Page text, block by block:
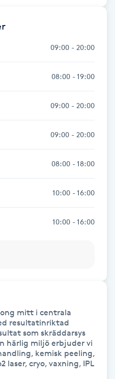
09:00 - 20:00
08:00 - 19:00
09:00 - 20:00
09:00 - 20:00
08:00 - 18:00
10:00 - 16:00
10:00 - 16:00
mitt i centrala
resultatinriktad
som skräddarsys
härlig miljö erbjuder vi
kemisk peeling,
laser, cryo, vaxning, IPL